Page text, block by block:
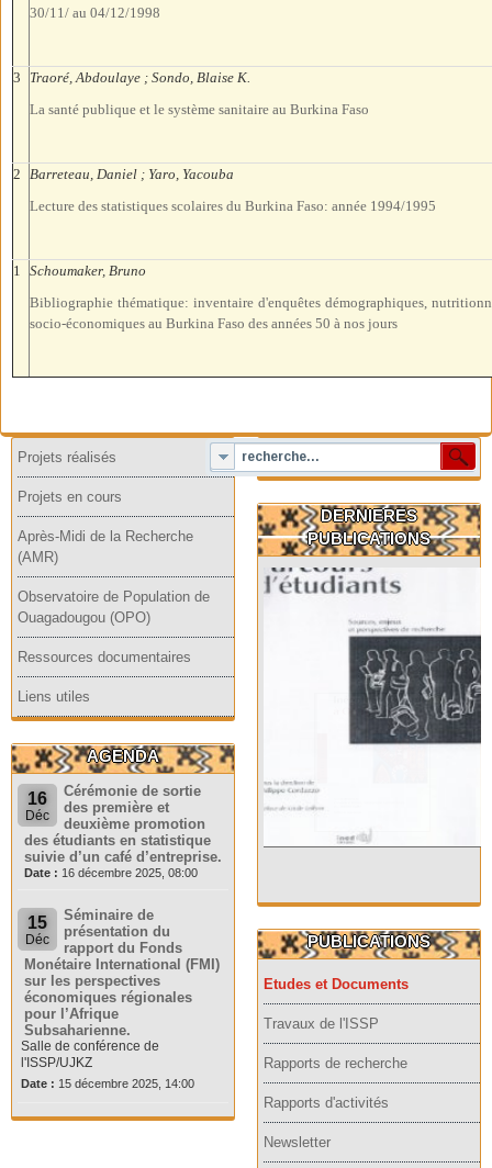
30/11/ au 04/12/1998
3
Traoré, Abdoulaye ; Sondo, Blaise K.
La santé publique et le système sanitaire au Burkina Faso
2 Barreteau, Daniel ; Yaro, Yacouba
Lecture des statistiques scolaires du Burkina Faso: année 1994/1995
1 Schoumaker, Bruno
Bibliographie thématique: inventaire d'enquêtes démographiques,
socio-économiques au Burkina Faso des années 50 à nos jours
Projets réalisés
Projets en cours
Après-Midi de la Recherche
(AMR)
Observatoire de Population de
Ouagadougou (OPO)
Ressources documentaires
Liens utiles
AGENDA
16
Déc
Cérémonie de sortie
des première et
deuxième promotion
des étudiants en statistique
suivie d’un café d’entreprise.
Date : 16 décembre 2025, 08:00
15
Déc
Séminaire de
présentation du
rapport du Fonds
Monétaire International (FMI)
sur les perspectives
économiques régionales
pour l’Afrique
Subsaharienne.
Salle de conférence de
l'ISSP/UJKZ
Date : 15 décembre 2025, 14:00
DERNIERES
PUBLICATIONS
PUBLICATIONS
Etudes et Documents
Travaux de l'ISSP
Rapports de recherche
Rapports d'activités
Newsletter